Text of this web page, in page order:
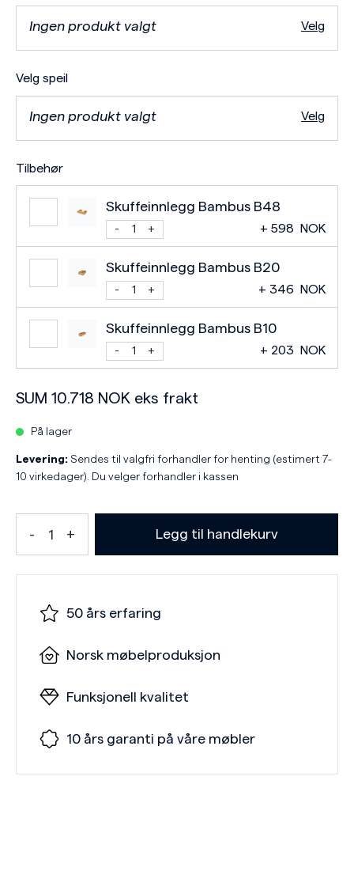
Ingen produkt valgt Velg
Velg speil
Ingen produkt valgt Velg
Tilbehør
Skuffeinnlegg Bambus B48
+ 598 NOK
Skuffeinnlegg Bambus B20
+ 346 NOK
Skuffeinnlegg Bambus B10
+ 203 NOK
SUM 10.718 NOK eks frakt
På lager
Levering: Sendes til valgfri forhandler for henting (estimert 7-
10 virkedager). Du velger forhandler i kassen
Legg til handlekurv
50 års erfaring
Norsk møbelproduksjon
Funksjonell kvalitet
10 års garanti på våre møbler